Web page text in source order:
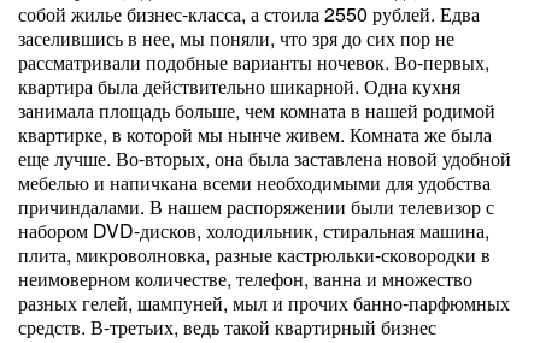
собой жилье бизнес-класса, а стоила 2550 рублей. Едва
заселившись в нее, мы поняли, что зря до сих пор не
рассматривали подобные варианты ночевок. Во-первых,
квартира была действительно шикарной. Одна кухня
занимала площадь больше, чем комната в нашей родимой
квартирке, в которой мы нынче живем. Комната же была
еще лучше. Во-вторых, она была заставлена новой удобной
мебелью и напичкана всеми необходимыми для удобства
причиндалами. В нашем распоряжении были телевизор с
набором DVD-дисков, холодильник, стиральная машина,
плита, микроволновка, разные кастрюльки-сковородки в
неимоверном количестве, телефон, ванна и множество
разных гелей, шампуней, мыл и прочих банно-парфюмных
средств. В-третьих, ведь такой квартирный бизнес